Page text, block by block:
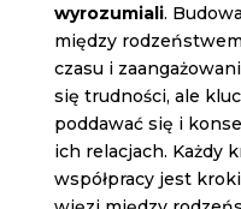
wyrozumiali.
między
czasu i
się trudności, ale
poddawać się i
ich relacjach. Każdy
współpracy jest